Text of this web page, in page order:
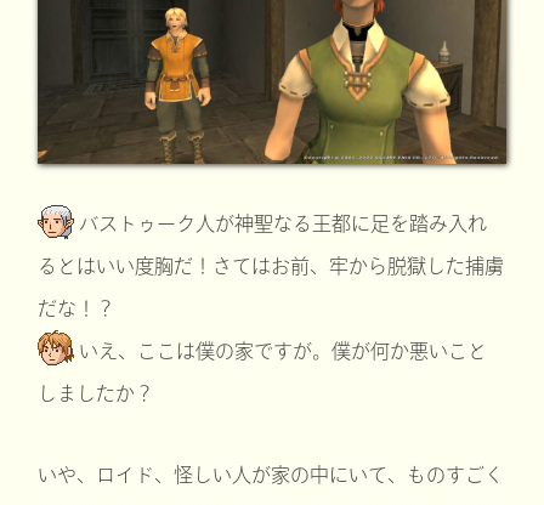
バストゥーク人が神聖なる王都に足を踏み入れ
るとはいい度胸だ！さてはお前、牢から脱獄した捕虜
だな！？
いえ、ここは僕の家ですが。僕が何か悪いこと
しましたか？
いや、ロイド、怪しい人が家の中にいて、ものすごく